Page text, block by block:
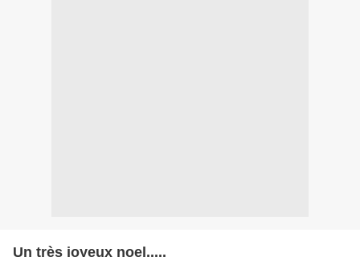
Un très joyeux noel.....